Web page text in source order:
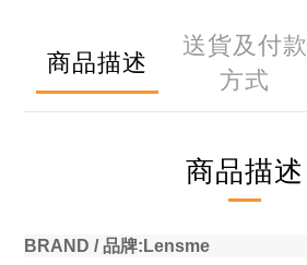
商品描述
送貨及付款
方式
商品描述
BRAND /品牌:Lensme